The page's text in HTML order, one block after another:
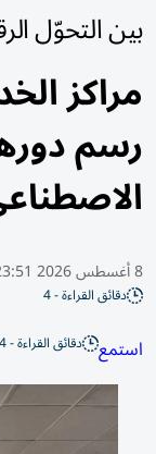
بين التحوّل
مراكز
رسم
8 أغسطس 2026 23:51 مساء
دقائق القراءة - 4
استمع دقائق القراءة - 4